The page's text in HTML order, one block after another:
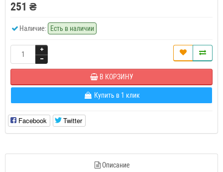
251 ₴
Наличие: Есть в наличии
В КОРЗИНУ
Купить в 1 клик
Facebook Twitter
Описание